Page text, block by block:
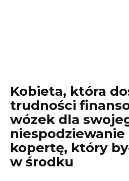
Kobieta, która
trudności
wózek dla
niespodziewanie
kopertę, który
w środku